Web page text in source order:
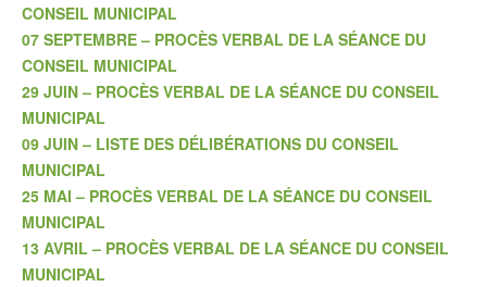
CONSEIL MUNICIPAL
07 SEPTEMBRE – PROCÈS VERBAL DE LA SÉANCE DU
CONSEIL MUNICIPAL
29 JUIN – PROCÈS VERBAL DE LA SÉANCE DU CONSEIL
MUNICIPAL
09 JUIN – LISTE DES DÉLIBÉRATIONS DU CONSEIL
MUNICIPAL
25 MAI – PROCÈS VERBAL DE LA SÉANCE DU CONSEIL
MUNICIPAL
13 AVRIL – PROCÈS VERBAL DE LA SÉANCE DU CONSEIL
MUNICIPAL